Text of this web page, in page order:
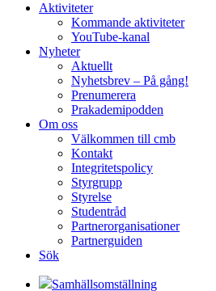
Aktiviteter
Kommande aktiviteter
YouTube-kanal
Nyheter
Aktuellt
Nyhetsbrev – På gång!
Prenumerera
Prakademipodden
Om oss
Välkommen till cmb
Kontakt
Integritetspolicy
Styrgrupp
Styrelse
Studentråd
Partnerorganisationer
Partnerguiden
Sök
Samhällsomställning